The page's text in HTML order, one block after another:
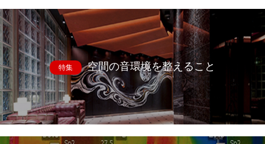
特集 空間の音環境を整えること